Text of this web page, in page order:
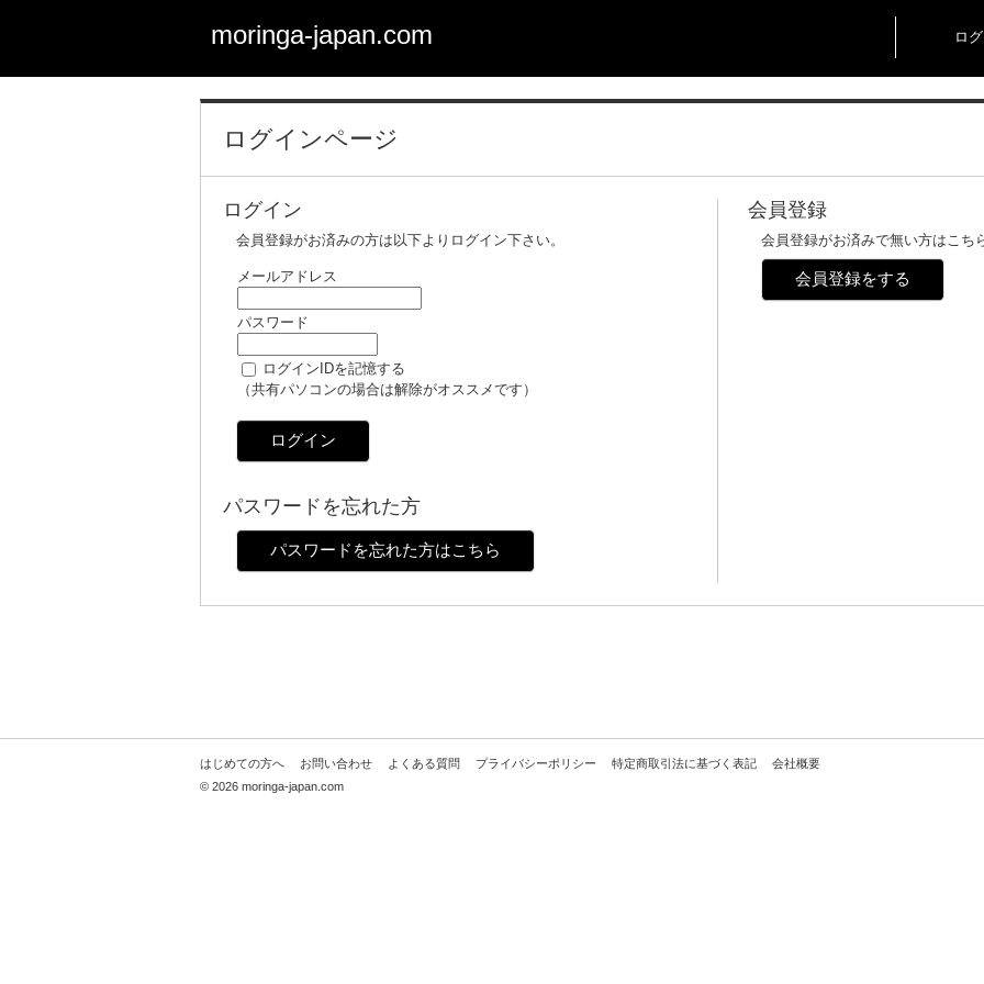
moringa-japan.com ロ
ログインページ
ログイン
会員登録がお済みの方は以下よりログイン下さい。
メールアドレス
パスワード
ログインIDを記憶する
（共有パソコンの場合は解除がオススメです）
ログイン
パスワードを忘れた方
パスワードを忘れた方はこちら
会員登録
会員登録がお済みで無い方はこち
会員登録をする
はじめての方へ お問い合わせ よくある質問 プライバシーポリシー 特定商取引法に基づく表記
会社概要
© 2026 moringa-japan.com